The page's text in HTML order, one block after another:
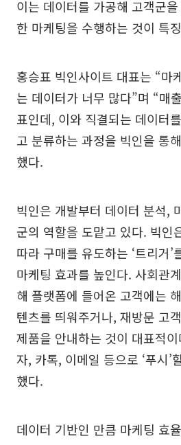
이는 데이터를 가공해 고객군
한 마케팅을 수행하는 것이 특
홍승표 빅인사이트 대표는 “마
는 데이터가 너무 많다”며 “매
표인데, 이와 직결되는 데이터
고 분류하는 과정을 빅인을 통
했다.
빅인은 개발부터 데이터 분석,
군의 역할을 도맡고 있다. 빅인
따라 구매를 유도하는 ‘트리거’
마케팅 효과를 높인다. 사회관
해 플랫폼에 들어온 고객에는
텐츠를 띄워주거나, 재방문 고
제품을 안내하는 것이 대표적
자, 카톡, 이메일 등으로 ‘푸시’
했다.
데이터 기반인 만큼 마케팅 효